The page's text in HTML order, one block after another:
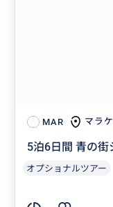
MAR マラ
5泊6日間 青の街
オプショナルツアー